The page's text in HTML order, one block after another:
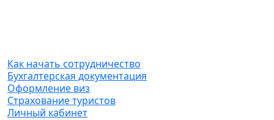
Как начать сотрудничество
Бухгалтерская документация
Оформление виз
Страхование туристов
Личный кабинет